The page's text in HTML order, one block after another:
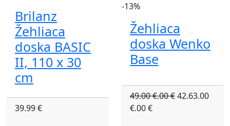
Brilanz
Žehliaca
doska BASIC
II, 110 x 30
cm
39.99 €
-13%
Žehliaca
doska Wenko
Base
49.00 €.00 €42.63.00
€.00 €